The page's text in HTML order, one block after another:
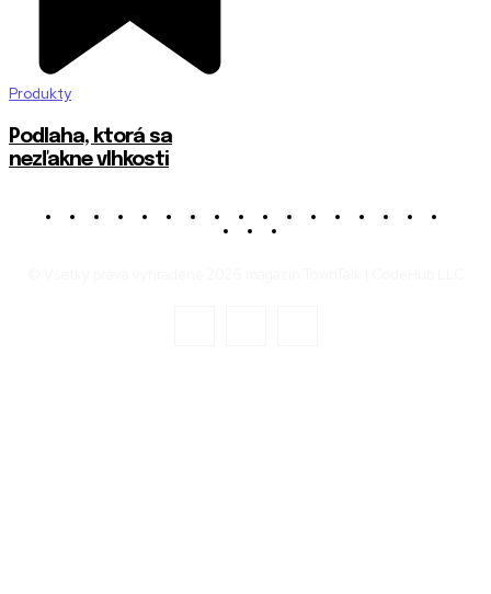
Produkty
Podlaha, ktorá sa
nezľakne vlhkosti